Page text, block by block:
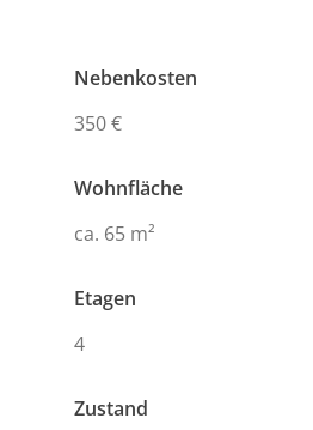
Nebenkosten
350 €
Wohnfläche
ca. 65 m²
Etagen
4
Zustand